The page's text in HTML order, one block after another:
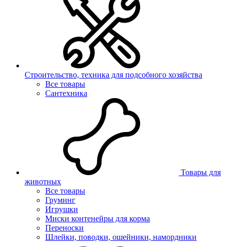
Строительство, техника для подсобного хозяйства
Все товары
Сантехника
Товары для
животных
Все товары
Груминг
Игрушки
Миски контенейры для корма
Переноски
Шлейки, поводки, ошейники, намордники